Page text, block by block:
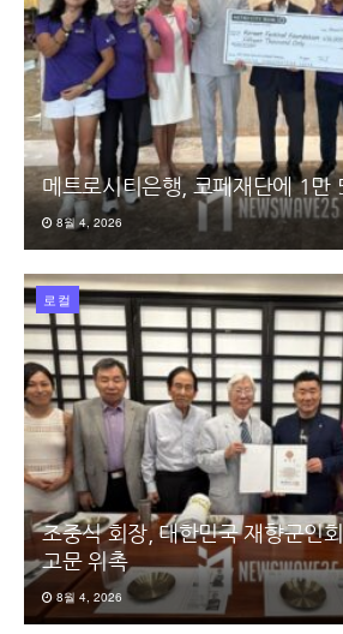
메트로시티은행, 코페재단에 1만
8월 4, 2026
로컬
조중식 회장, 대한민국 재향군인
고문 위촉
8월 4, 2026